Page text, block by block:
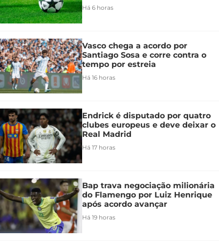
Há 6 horas
Vasco chega a acordo por
Santiago Sosa e corre contra o
tempo por estreia
Há 16 horas
Endrick é disputado por quatro
clubes europeus e deve deixar o
Real Madrid
Há 17 horas
Bap trava negociação milionária
do Flamengo por Luiz Henrique
após acordo avançar
Há 19 horas